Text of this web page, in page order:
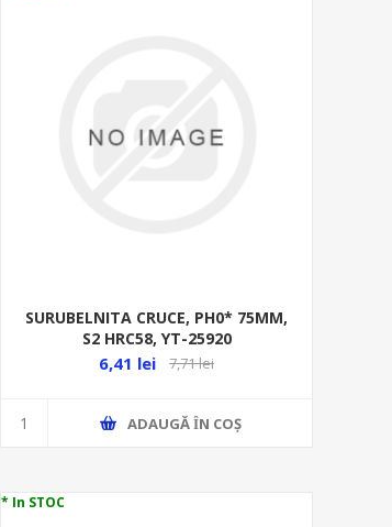
SURUBELNITA CRUCE, PH0* 75MM,
S2 HRC58, YT-25920
6,41 lei 7,71 lei
ADAUGĂ ȊN COŞ
* In STOC